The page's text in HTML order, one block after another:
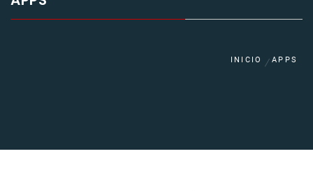
INICIO APPS